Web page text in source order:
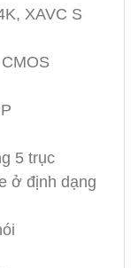
XAVC S
5 trục
ở định dạng